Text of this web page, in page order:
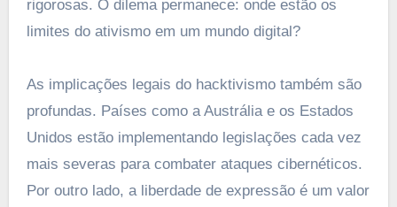
rigorosas. O dilema permanece: onde estão os
limites do ativismo em um mundo digital?
As implicações legais do hacktivismo também são
profundas. Países como a Austrália e os Estados
Unidos estão implementando legislações cada vez
mais severas para combater ataques cibernéticos.
Por outro lado, a liberdade de expressão é um valor